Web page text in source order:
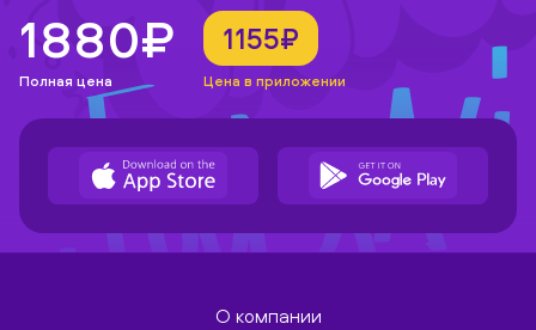
1880₽
Полная цена
1155₽
Цена в приложении
О компании